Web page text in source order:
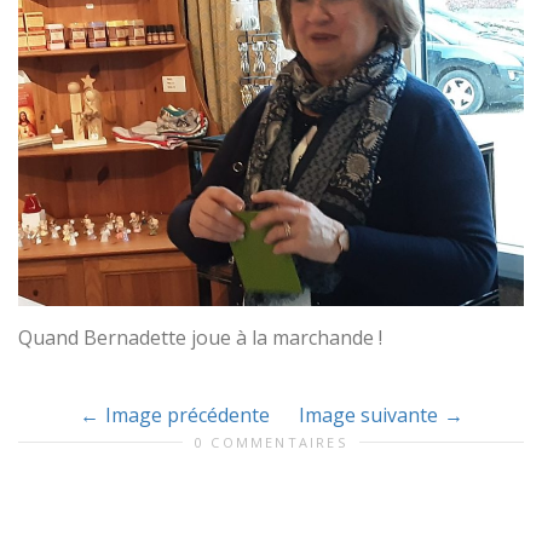
Quand Bernadette joue à la marchande !
Image précédente Image suivante
0 COMMENTAIRES